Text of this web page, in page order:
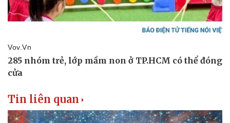
Tin liên quan